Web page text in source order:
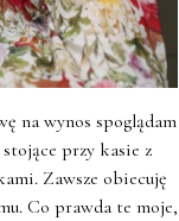
na wynos spoglądam
przy kasie z
Zawsze obiecuję
Co prawda te moje,